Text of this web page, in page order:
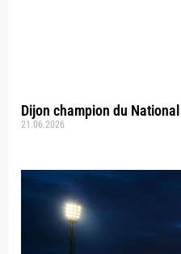
Dijon champion du
21.06.2026